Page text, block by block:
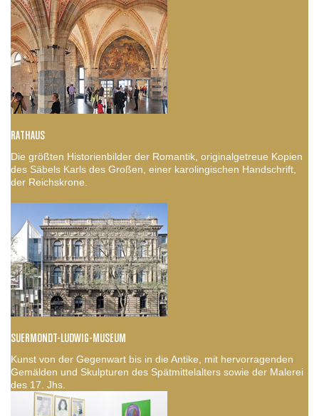
RATHAUS
Die größten Historienbilder der Romantik, originalgetreue Kopien
des Säbels Karls des Großen, einer karolingischen Handschrift,
der Reichskrone.
SUERMONDT-LUDWIG-MUSEUM
Kunst von der Gegenwart bis in die Antike, mit hervorragenden
Gemälden und Skulpturen des Spätmittelalters sowie der Malerei
des 17. Jhs.